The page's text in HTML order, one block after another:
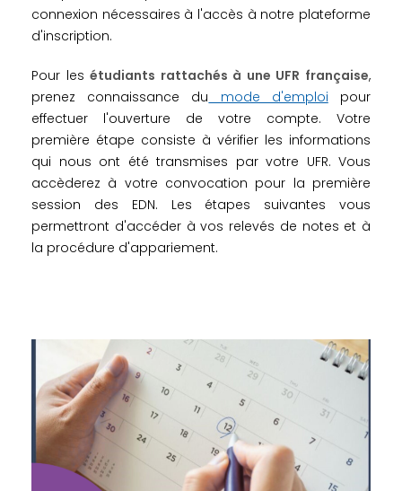
connexion nécessaires à l'accès à notre plateforme
d'inscription.
Pour lesétudiants rattachés à une UFR française,
prenez connaissance du mode d'emploi pour
effectuer l'ouverture de votre compte. Votre
première étape consiste à vérifier les informations
qui nous ont été transmises par votre UFR. Vous
accèderez à votre convocation pour la première
session des EDN. Les étapes suivantes vous
permettront d'accéder à vos relevés de notes et à
la procédure d'appariement.